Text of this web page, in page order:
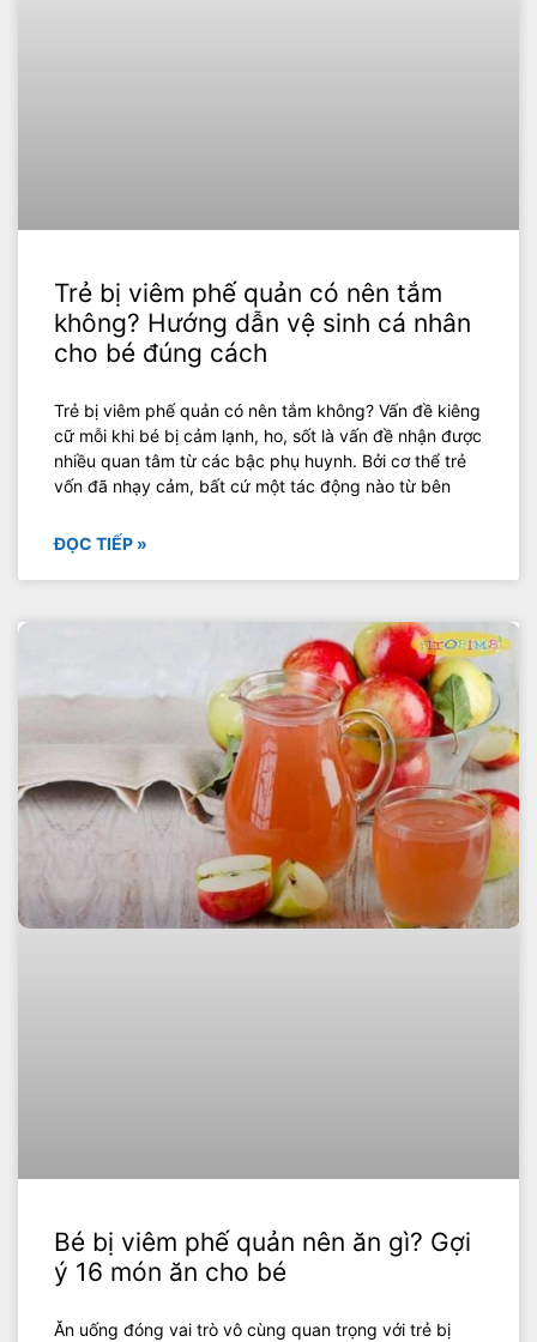
Trẻ bị viêm phế quản có nên tắm
không? Hướng dẫn vệ sinh cá nhân
cho bé đúng cách
Trẻ bị viêm phế quản có nên tắm không? Vấn đề kiêng
cữ mỗi khi bé bị cảm lạnh, ho, sốt là vấn đề nhận được
nhiều quan tâm từ các bậc phụ huynh. Bởi cơ thể trẻ
vốn đã nhạy cảm, bất cứ một tác động nào từ bên
ĐỌC TIẾP »
Bé bị viêm phế quản nên ăn gì? Gợi
ý 16 món ăn cho bé
Ăn uống đóng vai trò vô cùng quan trọng với trẻ bị